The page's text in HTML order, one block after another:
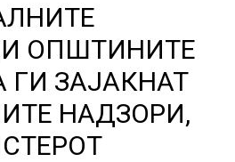
ОПШТИНИТЕ
ГИ ЗАЈАКНАТ
НАДЗОРИ,